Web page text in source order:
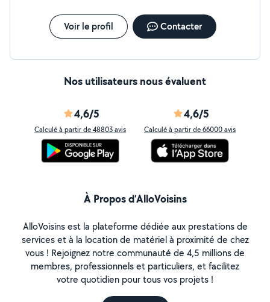
Voir le profil Contacter
Nos utilisateurs nous évaluent
4,6/5
Calculé à partir de 48803 avis
4,6/5
Calculé à partir de 66000 avis
À Propos d’AlloVoisins
AlloVoisins est la plateforme dédiée aux prestations de
services et à la location de matériel à proximité de chez
vous ! Rejoignez notre communauté de 4,5 millions de
membres, professionnels et particuliers, et facilitez
votre quotidien pour tous vos projets !